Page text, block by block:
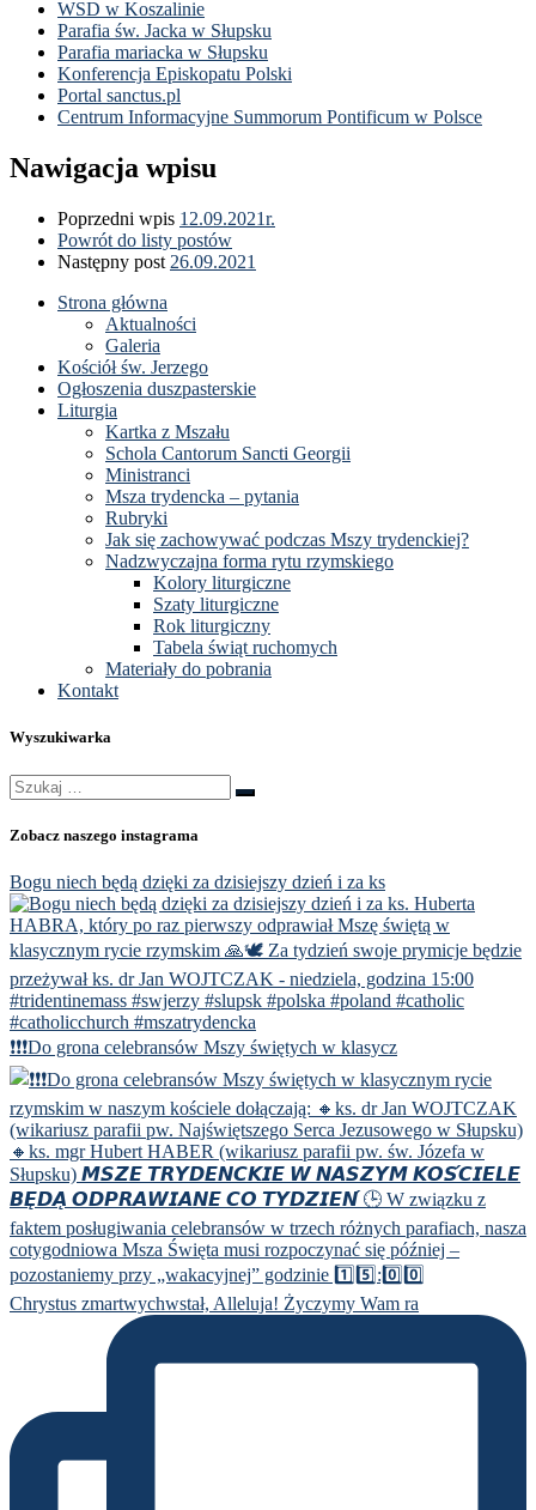
WSD w Koszalinie
Parafia św. Jacka w Słupsku
Parafia mariacka w Słupsku
Konferencja Episkopatu Polski
Portal sanctus.pl
Centrum Informacyjne Summorum Pontificum w Polsce
Nawigacja wpisu
Poprzedni wpis 12.09.2021r.
Powrót do listy postów
Następny post 26.09.2021
Strona główna
Aktualności
Galeria
Kościół św. Jerzego
Ogłoszenia duszpasterskie
Liturgia
Kartka z Mszału
Schola Cantorum Sancti Georgii
Ministranci
Msza trydencka – pytania
Rubryki
Jak się zachowywać podczas Mszy trydenckiej?
Nadzwyczajna forma rytu rzymskiego
Kolory liturgiczne
Szaty liturgiczne
Rok liturgiczny
Tabela świąt ruchomych
Materiały do pobrania
Kontakt
Wyszukiwarka
Szukaj
Szukaj
Zobacz naszego instagrama
Bogu niech będą dzięki za dzisiejszy dzień i za ks
❗️❗️❗️Do grona celebransów Mszy świętych w klasycz
Chrystus zmartwychwstał, Alleluja! Życzymy Wam ra